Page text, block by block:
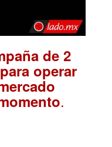
de 2
operar
.